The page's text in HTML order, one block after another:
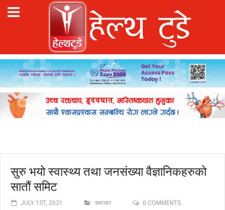
सुरु भयो स्वास्थ्य तथा जनसंख्या वैज्ञानिकहरुको
सातौं समिट
JULY 1ST, 2021 समाचार 0 COMMENTS